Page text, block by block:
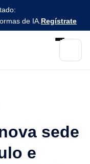
de IA. Regístrate
sede
e